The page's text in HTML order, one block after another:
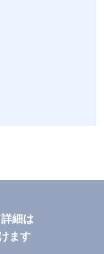
細は
ます